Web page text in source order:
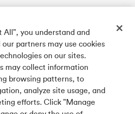
appli
nous
All", you understand and
partners may use cookies
on our sites.
may collect information
browsing patterns, to
analyze site usage, and
efforts. Click "Manage